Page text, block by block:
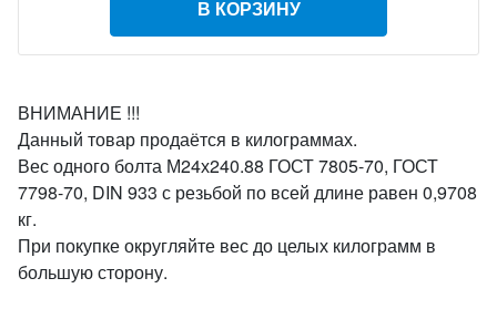
В КОРЗИНУ
ВНИМАНИЕ !!!
Данный товар продаётся в килограммах.
Вес одного болта М24х240.88 ГОСТ 7805-70, ГОСТ
7798-70, DIN 933 с резьбой по всей длине равен 0,9708
кг.
При покупке округляйте вес до целых килограмм в
большую сторону.